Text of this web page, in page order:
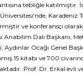
tebliğle katılmıştır.
Karadeniz
ve konferansçı
Dalı Başkanı,
Ocağı Genel
15 kitabı ve 700
Prof. Dr. Erkal evli